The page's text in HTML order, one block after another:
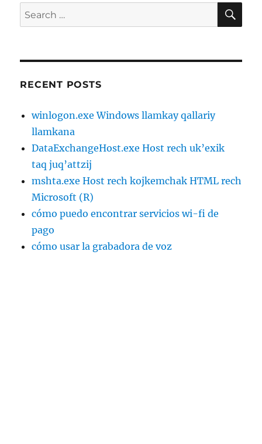
Search
for:
RECENT POSTS
winlogon.exe Windows llamkay qallariy
llamkana
DataExchangeHost.exe Host rech uk’exik
taq juq’attzij
mshta.exe Host rech kojkemchak HTML rech
Microsoft (R)
cómo puedo encontrar servicios wi-fi de
pago
cómo usar la grabadora de voz